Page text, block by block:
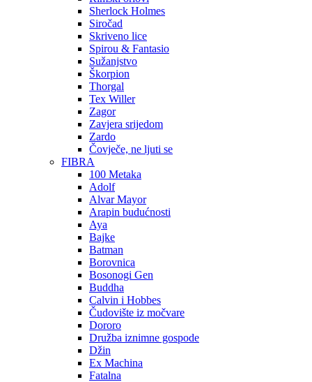
Sherlock Holmes
Siročad
Skriveno lice
Spirou & Fantasio
Sužanjstvo
Škorpion
Thorgal
Tex Willer
Zagor
Zavjera srijedom
Zardo
Čovječe, ne ljuti se
FIBRA
100 Metaka
Adolf
Alvar Mayor
Arapin budućnosti
Aya
Bajke
Batman
Borovnica
Bosonogi Gen
Buddha
Calvin i Hobbes
Čudovište iz močvare
Dororo
Družba iznimne gospode
Džin
Ex Machina
Fatalna